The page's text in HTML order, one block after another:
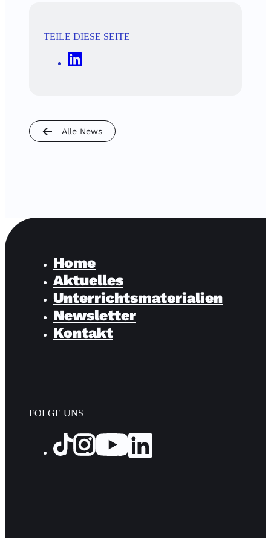
TEILE DIESE SEITE
Alle News
Home
Aktuelles
Unterrichtsmaterialien
Newsletter
Kontakt
FOLGE UNS